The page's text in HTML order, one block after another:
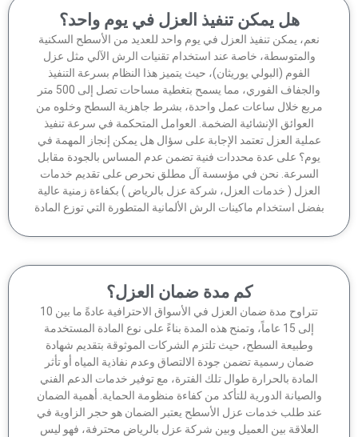
هل يمكن تنفيذ العزل في يوم واحد؟
يمكن تنفيذ العزل في يوم واحد للعديد من الأسطح السكنية
والمتوسطة، خاصة عند استخدام تقنيات الرش الآلي مثل عزل
الفوم (البولي يوريثان)، حيث يتميز هذا النظام بسرعة التنفيذ
والجفاف الفوري، مما يسمح بتغطية مساحات تصل إلى 500 متر
خلال ساعات عمل واحدة، بشرط جاهزية السطح وخلوه من
العوائق الإنشائية الضخمة. العوامل المتحكمة في سرعة تنفيذ
العزل تعتمد الإجابة على سؤال هل يمكن إنجاز المهمة في
على عدة محددات فنية تضمن عدم المساس بالجودة مقابل
نحن في مؤسسة آل مطلق نحرص على تقديم خدمات
( خدمات العزل، شركة عزل بالرياض ) بكفاءة زمنية عالية
استخدام ماكينات الرش الألمانية المتطورة التي توزع المادة
كم مدة ضمان العزل؟
تتراوح مدة ضمان العزل في الأسواق الاحترافية عادةً ما بين 10
إلى 15 عاماً، وتمنح هذه المدة بناءً على نوع المادة المستخدمة
وطبيعة السطح، حيث تلتزم الشركات الموثوقة بتقديم شهادة
ضمان رسمية تضمن جودة الالتصاق وعدم نفاذية المياه أو تأثر
المادة بالحرارة طوال تلك الفترة، مع توفير خدمات الدعم الفني
الدورية للتأكد من كفاءة منظومة الحماية. أهمية الضمان
طلب خدمات عزل الأسطح يعتبر الضمان هو حجر الزاوية في
بين العميل وبين شركة عزل بالرياض محترفة، فهو ليس